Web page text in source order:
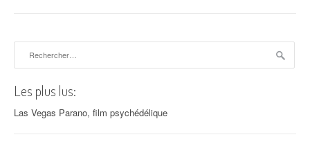
Les plus lus:
Las Vegas Parano, film psychédélique